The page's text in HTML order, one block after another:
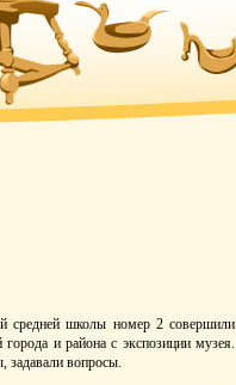
средней школы номер 2 совершили
и района с экспозиции музея.
задавали вопросы.